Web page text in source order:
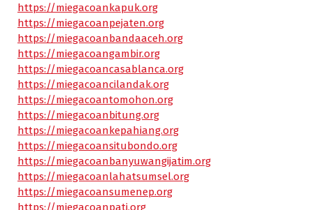
https://miegacoankapuk.org
https://miegacoanpejaten.org
https://miegacoanbandaaceh.org
https://miegacoangambir.org
https://miegacoancasablanca.org
https://miegacoancilandak.org
https://miegacoantomohon.org
https://miegacoanbitung.org
https://miegacoankepahiang.org
https://miegacoansitubondo.org
https://miegacoanbanyuwangijatim.org
https://miegacoanlahatsumsel.org
https://miegacoansumenep.org